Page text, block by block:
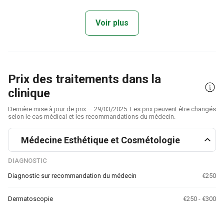
Voir plus
Prix des traitements dans la
clinique
Dernière mise à jour de prix — 29/03/2025. Les prix peuvent être changés
selon le cas médical et les recommandations du médecin.
Médecine Esthétique et Cosmétologie
DIAGNOSTIC
Diagnostic sur recommandation du médecin
€250
Dermatoscopie €250 - €300